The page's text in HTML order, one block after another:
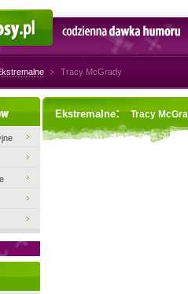
Codzienna dawka humoru
Tracy McGrady
Ekstremalne: Tracy